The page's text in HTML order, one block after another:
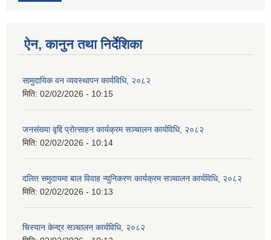
ऐन, कानुन तथा निर्देशिका
सामुदायिक वन व्यवस्थापन कार्यविधि, २०८२
मिति: 02/02/2026 - 10:15
जनसंख्या वृद्दि प्रोत्साहन कार्यक्रम सञ्‍चालन कार्यविधि, २०८२
मिति: 02/02/2026 - 10:14
दलित समुदायमा बाल विवाह न्युनिकरण कार्यक्रम सञ्‍चालन कार्यविधि, २०८२
मिति: 02/02/2026 - 10:13
चिस्यान केन्द्र सञ्‍चालन कार्यविधि, २०८२